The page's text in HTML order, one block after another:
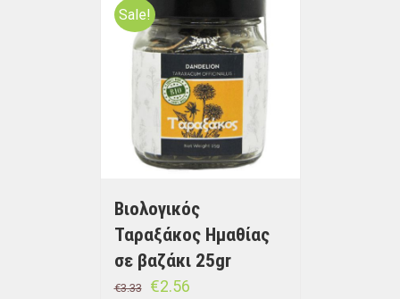
Sale!
Βιολογικός
Ταραξάκος Ημαθίας
σε βαζάκι 25gr
€3.33 €2.56